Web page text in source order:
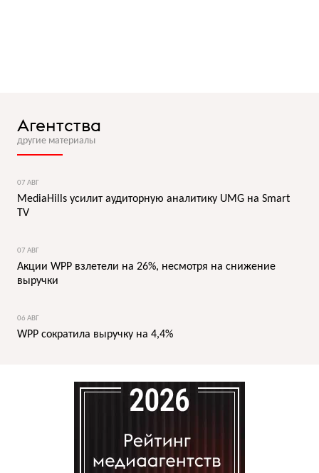
Агентства
другие материалы
07 АВГ
MediaHills усилит аудиторную аналитику UMG на Smart
TV
07 АВГ
Акции WPP взлетели на 26%, несмотря на снижение
выручки
06 АВГ
WPP сократила выручку на 4,4%